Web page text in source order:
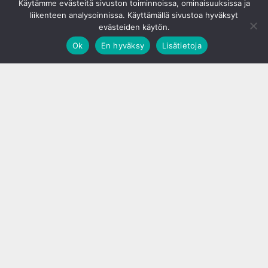
Käytämme evästeitä sivuston toiminnoissa, ominaisuuksissa ja
liikenteen analysoinnissa. Käyttämällä sivustoa hyväksyt
evästeiden käytön.
Ok
En hyväksy Lisätietoja